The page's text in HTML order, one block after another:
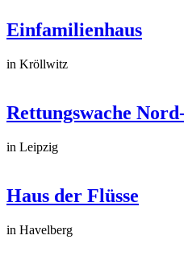
Einfamilienhaus
in Kröllwitz
Rettungswache
in Leipzig
Haus der Flüsse
in Havelberg